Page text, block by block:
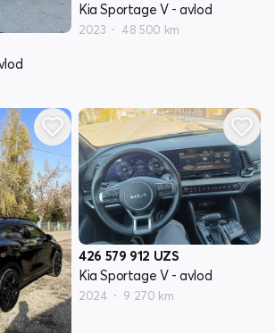
Kia Sportage V - avlod
2023 48 500 km
426 579 912 UZS
Kia Sportage V - avlod
2024 9 270 km